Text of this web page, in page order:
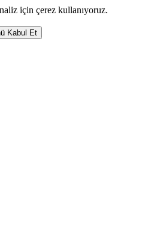
için çerez kullanıyoruz.
Kabul Et